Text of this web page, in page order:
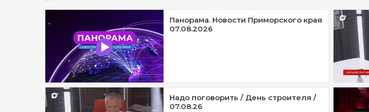
Панорама. Новости Приморского края
07.08.2026
Надо поговорить / День строителя /
07.08.26